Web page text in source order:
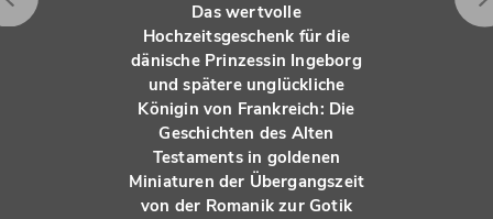
Das wertvolle
Hochzeitsgeschenk für die
dänische Prinzessin Ingeborg
und spätere unglückliche
Königin von Frankreich: Die
Geschichten des Alten
Testaments in goldenen
Miniaturen der Übergangszeit
von der Romanik zur Gotik